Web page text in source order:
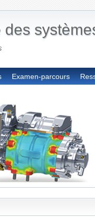
des
Examen-parcours